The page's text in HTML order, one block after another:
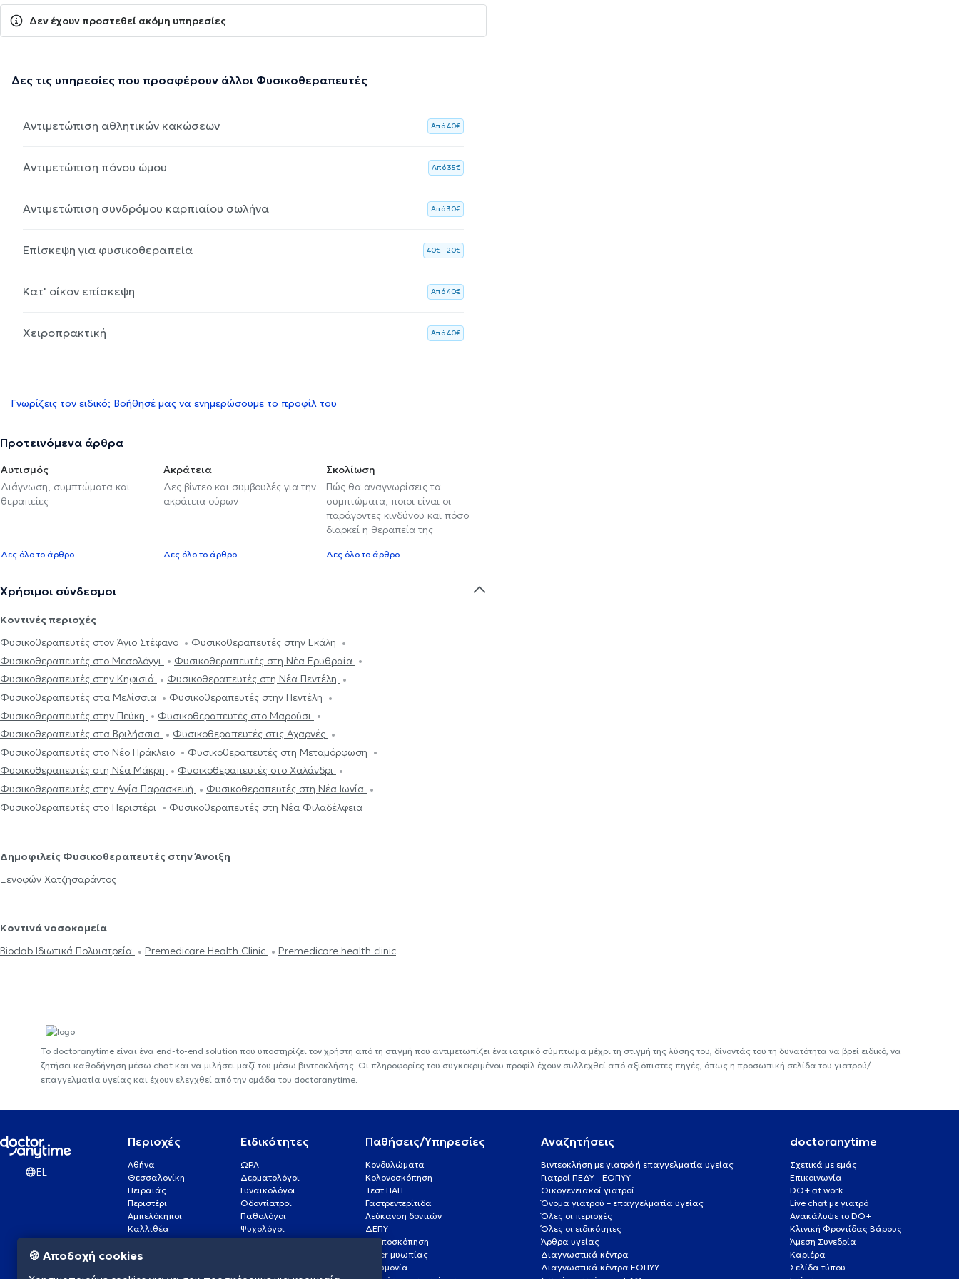
Δεν έχουν προστεθεί ακόμη υπηρεσίες
Δες τις υπηρεσίες που προσφέρουν άλλοι Φυσικοθεραπευτές
Αντιμετώπιση αθλητικών κακώσεων Aπό 40€
Αντιμετώπιση πόνου ώμου Aπό 35€
Αντιμετώπιση συνδρόμου καρπιαίου σωλήνα Aπό 30€
Επίσκεψη για φυσικοθεραπεία 40€ – 20€
Κατ' οίκον επίσκεψη Aπό 40€
Χειροπρακτική Aπό 40€
Γνωρίζεις τον ειδικό; Βοήθησέ μας να ενημερώσουμε το προφίλ του
Προτεινόμενα άρθρα
Αυτισμός
Διάγνωση, συμπτώματα και
θεραπείες
Δες όλο το άρθρο
Ακράτεια
Δες βίντεο και συμβουλές για την
ακράτεια ούρων
Δες όλο το άρθρο
Σκολίωση
Πώς θα αναγνωρίσεις τα
συμπτώματα, ποιοι είναι οι
παράγοντες κινδύνου και πόσο
διαρκεί η θεραπεία της
Δες όλο το άρθρο
Χρήσιμοι σύνδεσμοι
Κοντινές περιοχές
Φυσικοθεραπευτές στον Άγιο Στέφανο
Φυσικοθεραπευτές στην Εκάλη
Φυσικοθεραπευτές στο Μεσολόγγι
Φυσικοθεραπευτές στη Νέα Ερυθραία
Φυσικοθεραπευτές στην Κηφισιά
Φυσικοθεραπευτές στη Νέα Πεντέλη
Φυσικοθεραπευτές στα Μελίσσια
Φυσικοθεραπευτές στην Πεντέλη
Φυσικοθεραπευτές στην Πεύκη
Φυσικοθεραπευτές στο Μαρούσι
Φυσικοθεραπευτές στα Βριλήσσια
Φυσικοθεραπευτές στις Αχαρνές
Φυσικοθεραπευτές στο Νέο Ηράκλειο
Φυσικοθεραπευτές στη Μεταμόρφωση
Φυσικοθεραπευτές στη Νέα Μάκρη
Φυσικοθεραπευτές στο Χαλάνδρι
Φυσικοθεραπευτές στην Αγία Παρασκευή
Φυσικοθεραπευτές στη Νέα Ιωνία
Φυσικοθεραπευτές στο Περιστέρι
Φυσικοθεραπευτές στη Νέα Φιλαδέλφεια
Δημοφιλείς Φυσικοθεραπευτές στην Άνοιξη
Ξενοφών Χατζησαράντος
Κοντινά νοσοκομεία
Bioclab Ιδιωτικά Πολυιατρεία
Premedicare Health Clinic Premedicare health clinic
Το doctoranytime είναι ένα end-to-end solution που υποστηρίζει τον χρήστη από τη στιγμή που αντιμετωπίζει ένα ιατρικό σύμπτωμα μέχρι τη στιγμή της λύσης του, δίνοντάς του τη δυνατότητα να βρεί ειδικό, να
ζητήσει καθοδήγηση μέσω chat και να μιλήσει μαζί του μέσω βιντεοκλήσης. Οι πληροφορίες του συγκεκριμένου προφίλ έχουν συλλεχθεί από αξιόπιστες πηγές, όπως η προσωπική σελίδα του γιατρού/
επαγγελματία υγείας και έχουν ελεγχθεί από την ομάδα του doctoranytime.
EL
Περιοχές
Αθήνα
Θεσσαλονίκη
Πειραιάς
Περιστέρι
Αμπελόκηποι
Καλλιθέα
Γλυφάδα
Ειδικότητες
ΩΡΛ
Δερματολόγοι
Γυναικολόγοι
Οδοντίατροι
Παθολόγοι
Ψυχολόγοι
Παθήσεις/Υπηρεσίες
Κονδυλώματα
Κολονοσκόπηση
Τεστ ΠΑΠ
Γαστρεντερίτιδα
Λεύκανση δοντιών
ΔΕΠΥ
Κολποσκόπηση
Laser μυωπίας
Πνευμονία
Αναζητήσεις
Βιντεοκλήση με γιατρό ή επαγγελματία υγείας
Γιατροί ΠΕΔΥ - ΕΟΠΥΥ
Οικογενειακοί γιατροί
Όνομα γιατρού – επαγγελματία υγείας
Όλες οι περιοχές
Όλες οι ειδικότητες
Άρθρα υγείας
Διαγνωστικά κέντρα
Διαγνωστικά κέντρα ΕΟΠΥΥ
doctoranytime
Σχετικά με εμάς
Επικοινωνία
DO+ at work
Live chat με γιατρό
Ανακάλυψε το DO+
Κλινική Φροντίδας Βάρους
Άμεση Συνεδρία
Καριέρα
Σελίδα τύπου
🍪 Αποδοχή cookies